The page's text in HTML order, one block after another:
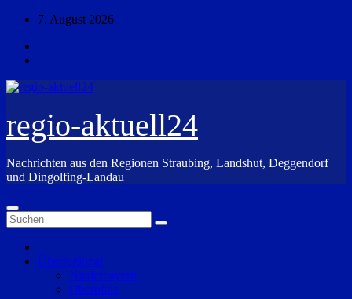
Zum
springen
7. August 2026
regio-aktuell24
Nachrichten aus den Regionen Straubing, Landshut, Deggendorf
und Dingolfing-Landau
Überregional
Niederbayern
Oberpfalz